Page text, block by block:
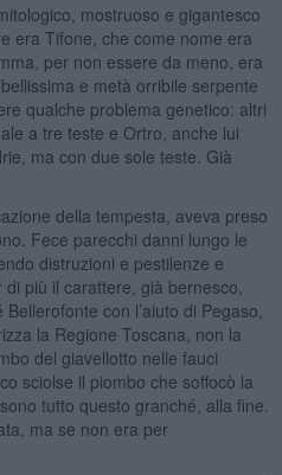
mostruoso e gigantesco
era Tifone, che come nome era
per non essere da meno, era
e metà orribile serpente
qualche problema genetico: altri
a tre teste e Ortro, anche lui
ma con due sole teste. Già
della tempesta, aveva preso
Fece parecchi danni lungo le
distruzioni e pestilenze e
più il carattere, già bernesco,
con l’aiuto di Pegaso,
la Regione Toscana, non la
del giavellotto nelle fauci
sciolse il piombo che soffocò la
tutto questo granché, alla fine.
ma se non era per